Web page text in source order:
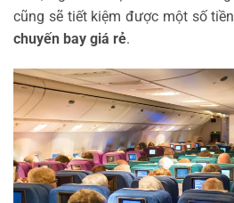
cũng sẽ tiết kiệm được một số
chuyến bay giá rẻ.